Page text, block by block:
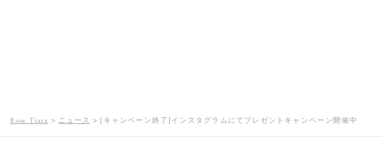
Rose Tiara ニュース [キャンペーン終了]インスタグラムにてプレゼントキャンペーン開催中